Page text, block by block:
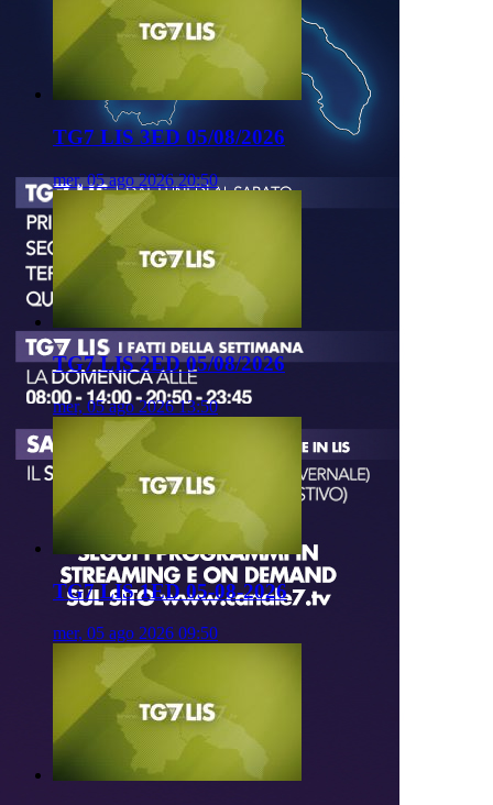
TG7 LIS 3ED 05/08/2026
mer, 05 ago 2026 20:50
TG7 LIS 2ED 05/08/2026
mer, 05 ago 2026 13:50
TG7 LIS 1ED 05-08-2026
mer, 05 ago 2026 09:50